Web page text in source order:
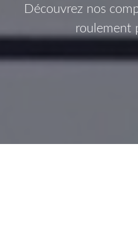
Découvrez nos
roulement